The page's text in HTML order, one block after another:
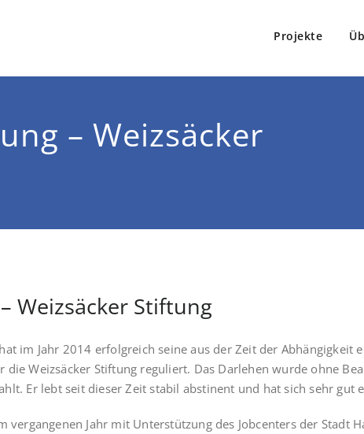
Projekte
– Weizsäcker
Weizsäcker Stiftung
im Jahr 2014 erfolgreich seine aus der Zeit der Abhängigkeit
die Weizsäcker Stiftung reguliert. Das Darlehen wurde ohne
Er lebt seit dieser Zeit stabil abstinent und hat sich sehr gut
vergangenen Jahr mit Unterstützung des Jobcenters der Stadt